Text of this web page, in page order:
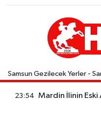
Samsun Gezilecek Yerler -
- Samsun Aktiviteleri -
Doğası -Samsun Alışveriş -
23:54 Mardin İlinin Eski